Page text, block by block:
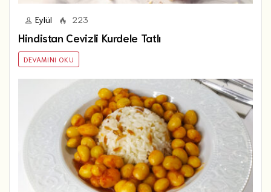
Eylül 223
Hindistan Cevizli Kurdele Tatlı
DEVAMINI OKU